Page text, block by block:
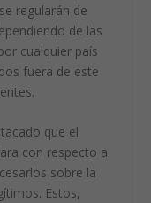
regularán de
de las
cualquier país
fuera de este
que el
con respecto a
sobre la
Estos,